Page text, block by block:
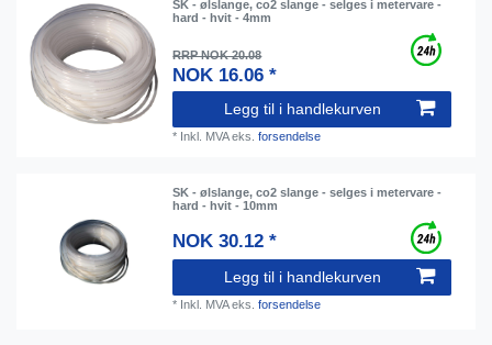
SK - ølslange, co2 slange - selges i metervare -
hard - hvit - 4mm
RRP NOK 20.08
NOK 16.06 *
Legg til i handlekurven
* Inkl. MVAeks.forsendelse
SK - ølslange, co2 slange - selges i metervare -
hard - hvit - 10mm
NOK 30.12 *
Legg til i handlekurven
* Inkl. MVAeks.forsendelse